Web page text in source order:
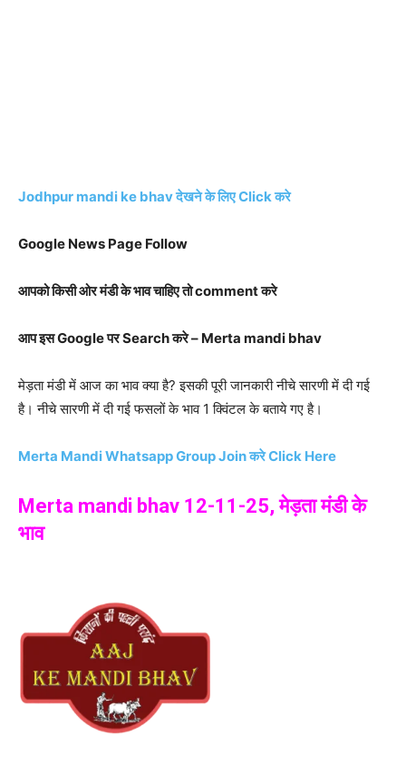
Jodhpur mandi ke bhav देखने के लिए Click करे
Google News Page Follow
आपको किसी ओर मंडी के भाव चाहिए तो comment करे
आप इस Google पर Search करे – Merta mandi bhav
मेड़ता मंडी में आज का भाव क्या है? इसकी पूरी जानकारी नीचे सारणी में दी गई
है। नीचे सारणी में दी गई फसलों के भाव 1 क्विंटल के बताये गए है।
Merta Mandi Whatsapp Group Join करे Click Here
Merta mandi bhav 12-11-25, मेड़ता मंडी के
भाव